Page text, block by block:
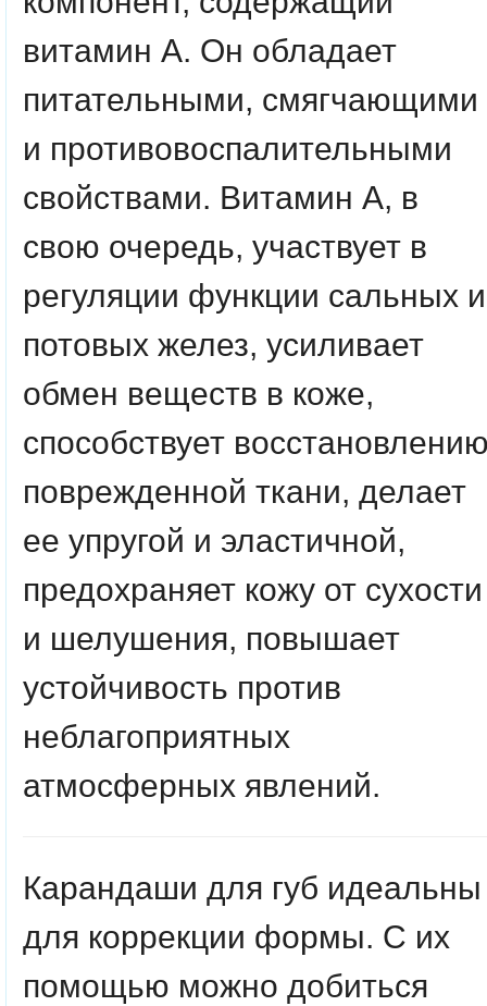
витамин А. Он обладает
питательными, смягчающими
и противовоспалительными
свойствами. Витамин А, в
свою очередь, участвует в
регуляции функции сальных и
потовых желез, усиливает
обмен веществ в коже,
способствует
поврежденной ткани, делает
ее упругой и эластичной,
предохраняет кожу от сухости
и шелушения, повышает
устойчивость против
неблагоприятных
атмосферных явлений.
Карандаши для губ идеальны
для коррекции формы. С их
помощью можно добиться